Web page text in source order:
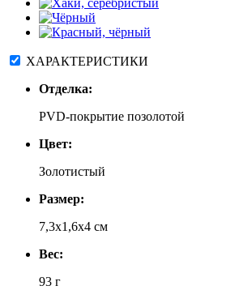
ХАРАКТЕРИСТИКИ
Отделка:
PVD-покрытие позолотой
Цвет:
Золотистый
Размер:
7,3х1,6х4 см
Вес:
93 г